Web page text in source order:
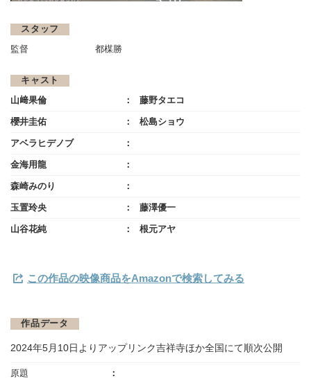
スタッフ
監督 都楳勝
キャスト
山﨑果倫 藤野タエコ
櫻井圭佑 松島ショウ
アベラヒデノブ
金海用龍
森崎みのり
⽟置玲央 藤澤優一
山谷花純 根元アヤ
この作品の映像商品をAmazonで検索してみる
作品データ
2024年5月10日よりアップリンク吉祥寺ほか全国にて順次公開
原題